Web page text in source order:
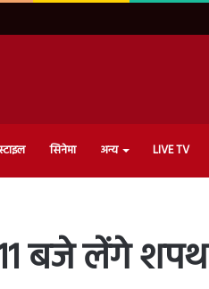
सिनेमा अन्य LIVE TV
बजे लेंगे शपथ